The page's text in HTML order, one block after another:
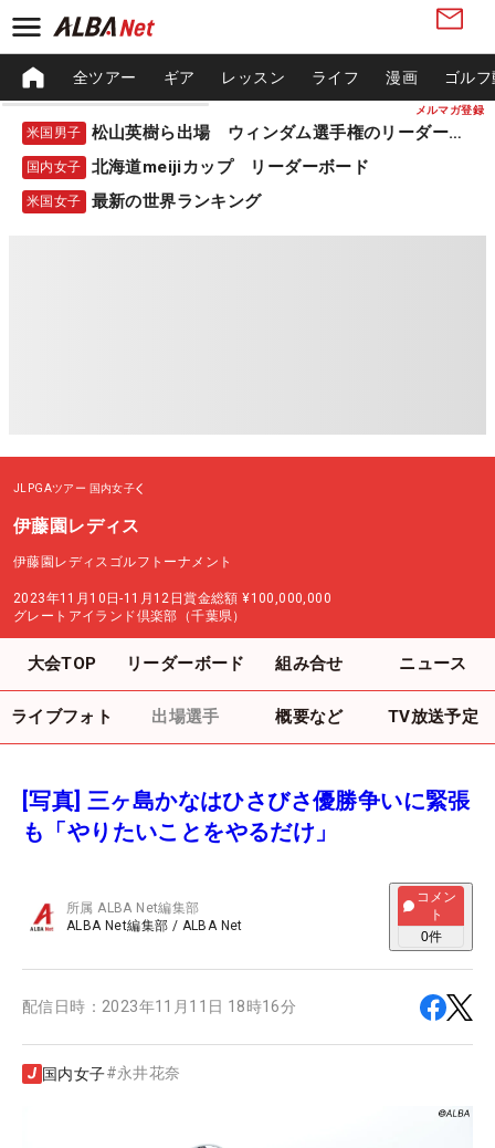
メルマガ登録
全ツアー ギア レッスン ライフ 漫画 ゴル
米国男子 松山英樹ら出場 ウィンダム選手権のリーダーボード
国内女子 北海道meijiカップ リーダーボード
米国女子 最新の世界ランキング
JLPGAツアー 国内女子
伊藤園レディス
伊藤園レディスゴルフトーナメント
2023年11月10日-11月12日賞金総額 ¥100,000,000
グレートアイランド倶楽部（千葉県）
大会TOP リーダーボード 組み合せ ニュース
ライブフォト 出場選手 概要など TV放送予定
[写真] 三ヶ島かなはひさびさ優勝争いに緊張
も「やりたいことをやるだけ」
所属ALBA Net編集部
ALBA Net編集部 / ALBA Net
コメン
ト
0件
配信日時： 2023年11月11日 18時16分
国内女子#永井花奈